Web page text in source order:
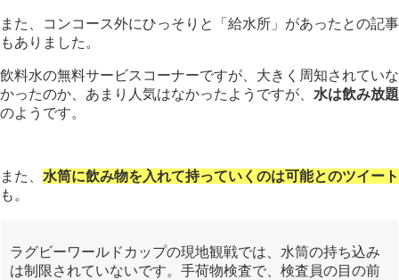
また、コンコース外にひっそりと「給水所」があったとの記事
もありました。
飲料水の無料サービスコーナーですが、大きく周知されていな
かったのか、あまり人気はなかったようですが、 水は飲み放題
のようです。
また、 水筒に飲み物を入れて持っていくのは可能とのツイート
も。
ラグビーワールドカップの現地観戦では、水筒の持ち込み
は制限されていないです。手荷物検査で、検査員の目の前